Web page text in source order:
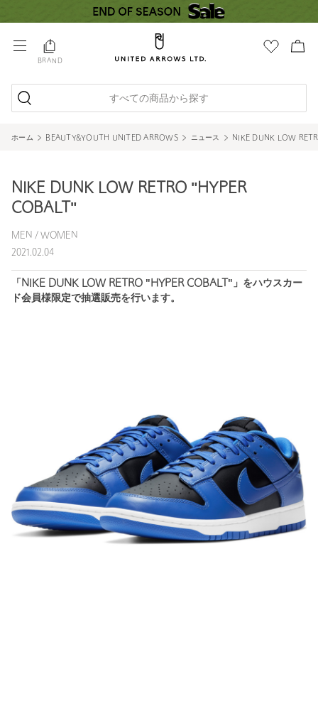
BRAND
すべての商品から探す
ホーム BEAUTY&YOUTH UNITED ARROWS ニュース NIKE DUNK LOW
NIKE DUNK LOW RETRO "HYPER
COBALT"
MEN / WOMEN
2021.02.04
「NIKE DUNK LOW RETRO "HYPER COBALT"」をハウスカー
ド会員様限定で抽選販売を行います。